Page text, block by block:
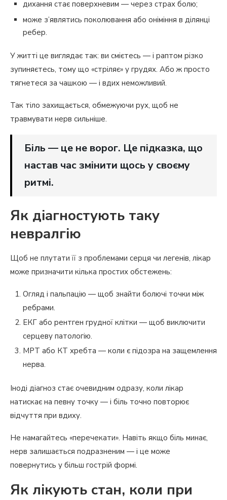
дихання стає поверхневим — через страх болю;
може з’являтись поколювання або оніміння в ділянці
ребер.
У житті це виглядає так: ви смієтесь — і раптом різко
зупиняєтесь, тому що «стріляє» у грудях. Або ж просто
тягнетеся за чашкою — і вдих неможливий.
Так тіло захищається, обмежуючи рух, щоб не
травмувати нерв сильніше.
Біль — це не ворог. Це підказка, що
настав час змінити щось у своєму
ритмі.
Як діагностують таку
невралгію
Щоб не плутати її з проблемами серця чи легенів, лікар
може призначити кілька простих обстежень:
Огляд і пальпацію — щоб знайти болючі точки між
ребрами.
ЕКГ або рентген грудної клітки — щоб виключити
серцеву патологію.
МРТ або КТ хребта — коли є підозра на защемлення
нерва.
Іноді діагноз стає очевидним одразу, коли лікар
натискає на певну точку — і біль точно повторює
відчуття при вдиху.
Не намагайтесь «перечекати». Навіть якщо біль минає,
нерв залишається подразненим — і це може
повернутись у більш гострій формі.
Як лікують стан, коли при